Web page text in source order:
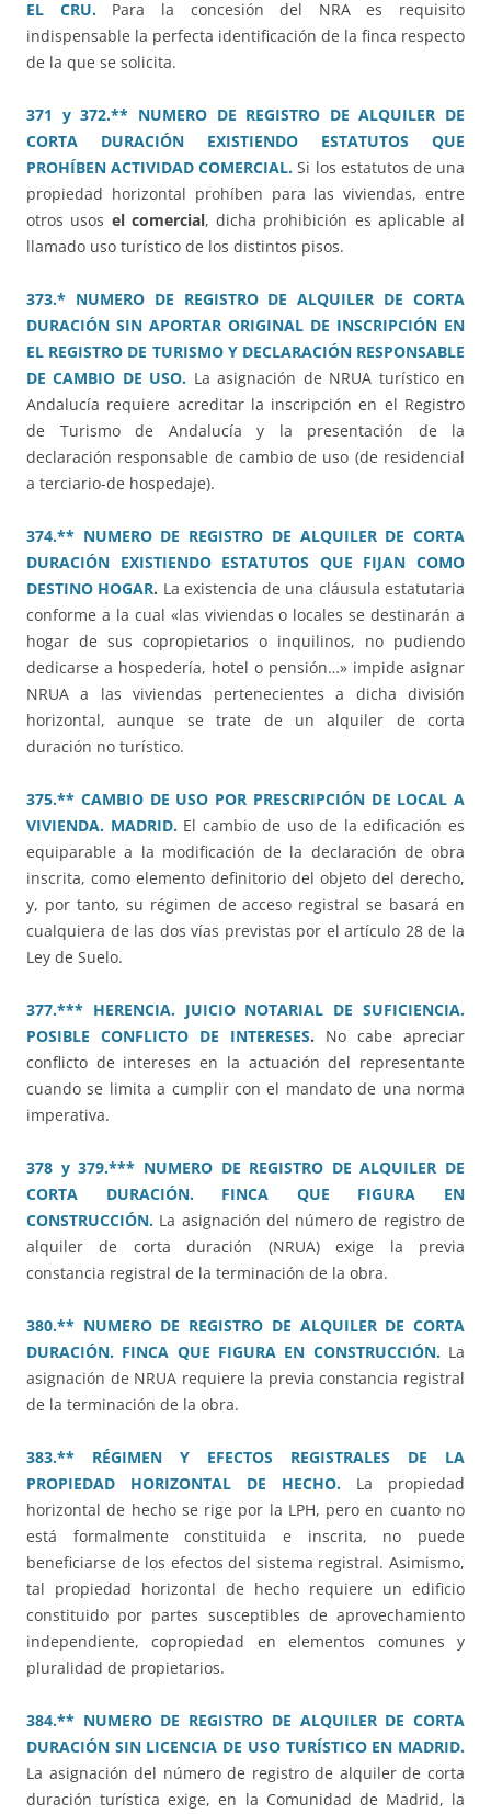
EL CRU.Para la concesión del NRA es requisito
indispensable la perfecta identificación de la finca respecto
de la que se solicita.
371 y 372.** NUMERO DE REGISTRO DE ALQUILER DE
CORTA DURACIÓN EXISTIENDO ESTATUTOS QUE
PROHÍBEN ACTIVIDAD COMERCIAL. Si los estatutos de una
propiedad horizontal prohíben para las viviendas, entre
otros usos el comercial, dicha prohibición es aplicable al
llamado uso turístico de los distintos pisos.
373.* NUMERO DE REGISTRO DE ALQUILER DE CORTA
DURACIÓN SIN APORTAR ORIGINAL DE INSCRIPCIÓN EN
EL REGISTRO DE TURISMO Y DECLARACIÓN RESPONSABLE
DE CAMBIO DE USO. La asignación de NRUA turístico en
Andalucía requiere acreditar la inscripción en el Registro
de Turismo de Andalucía y la presentación de la
declaración responsable de cambio de uso (de residencial
a terciario-de hospedaje).
374.** NUMERO DE REGISTRO DE ALQUILER DE CORTA
DURACIÓN EXISTIENDO ESTATUTOS QUE FIJAN COMO
DESTINO HOGAR. La existencia de una cláusula estatutaria
conforme a la cual «las viviendas o locales se destinarán a
hogar de sus copropietarios o inquilinos, no pudiendo
dedicarse a hospedería, hotel o pensión…» impide asignar
NRUA a las viviendas pertenecientes a dicha división
horizontal, aunque se trate de un alquiler de corta
duración no turístico.
375.** CAMBIO DE USO POR PRESCRIPCIÓN DE LOCAL A
VIVIENDA. MADRID.El cambio de uso de la edificación es
equiparable a la modificación de la declaración de obra
inscrita, como elemento definitorio del objeto del derecho,
y, por tanto, su régimen de acceso registral se basará en
cualquiera de las dos vías previstas por el artículo 28 de la
Ley de Suelo.
377.*** HERENCIA. JUICIO NOTARIAL DE SUFICIENCIA.
POSIBLE CONFLICTO DE INTERESES. No cabe apreciar
conflicto de intereses en la actuación del representante
cuando se limita a cumplir con el mandato de una norma
imperativa.
378 y 379.*** NUMERO DE REGISTRO DE ALQUILER DE
CORTA DURACIÓN. FINCA QUE FIGURA EN
CONSTRUCCIÓN. La asignación del número de registro de
alquiler de corta duración (NRUA) exige la previa
constancia registral de la terminación de la obra.
380.** NUMERO DE REGISTRO DE ALQUILER DE CORTA
DURACIÓN. FINCA QUE FIGURA EN CONSTRUCCIÓN.La
asignación de NRUA requiere la previa constancia registral
de la terminación de la obra.
383.** RÉGIMEN Y EFECTOS REGISTRALES DE LA
PROPIEDAD HORIZONTAL DE HECHO. La propiedad
horizontal de hecho se rige por la LPH, pero en cuanto no
está formalmente constituida e inscrita, no puede
beneficiarse de los efectos del sistema registral. Asimismo,
tal propiedad horizontal de hecho requiere un edificio
constituido por partes susceptibles de aprovechamiento
independiente, copropiedad en elementos comunes y
pluralidad de propietarios.
384.** NUMERO DE REGISTRO DE ALQUILER DE CORTA
DURACIÓN SIN LICENCIA DE USO TURÍSTICO EN MADRID.
La asignación del número de registro de alquiler de corta
duración turística exige, en la Comunidad de Madrid, la